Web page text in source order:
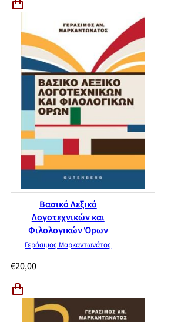
Βασικό Λεξικό
Λογοτεχνικών και
Φιλολογικών Όρων
Γεράσιμος Μαρκαντωνάτος
€20,00